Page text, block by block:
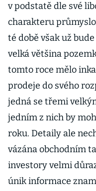
v podstatě dle své
charakteru
té době však už
velká většina
tomto roce mělo
prodeje do svého
jedná se třemi
jedním z nich by
roku. Detaily ale
vázána obchodním
investory velmi
únik informace